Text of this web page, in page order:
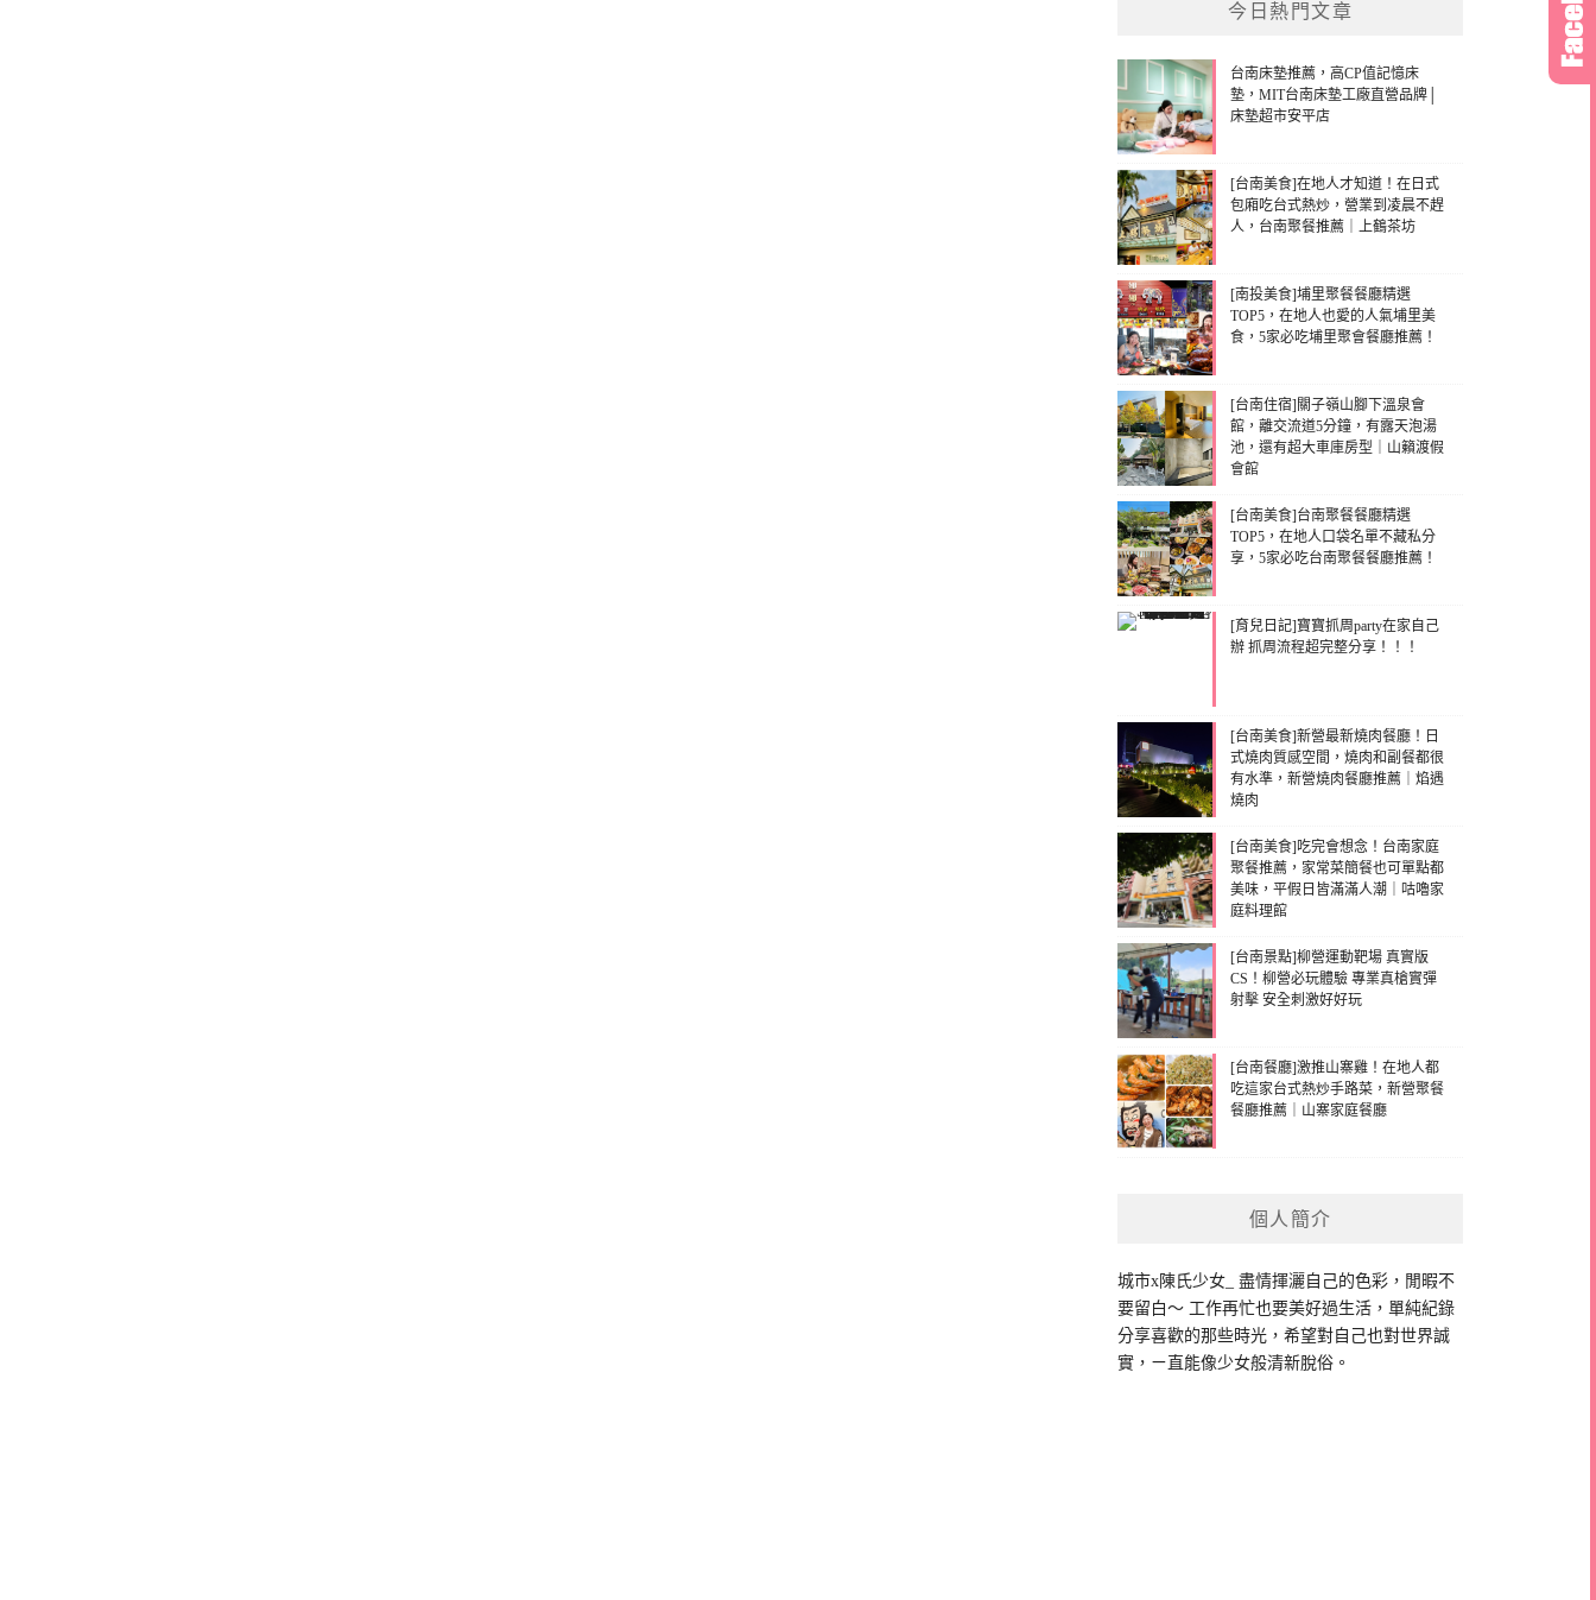
今日熱門文章
台南床墊推薦，高CP值記憶床
墊，MIT台南床墊工廠直營品牌│
床墊超市安平店
[台南美食]在地人才知道！在日式
包廂吃台式熱炒，營業到凌晨不趕
人，台南聚餐推薦｜上鶴茶坊
[南投美食]埔里聚餐餐廳精選
TOP5，在地人也愛的人氣埔里美
食，5家必吃埔里聚會餐廳推薦！
[台南住宿]關子嶺山腳下溫泉會
館，離交流道5分鐘，有露天泡湯
池，還有超大車庫房型｜山籟渡假
會館
[台南美食]台南聚餐餐廳精選
TOP5，在地人口袋名單不藏私分
享，5家必吃台南聚餐餐廳推薦！
[育兒日記]寶寶抓周party在家自己
辦 抓周流程超完整分享！！！
[台南美食]新營最新燒肉餐廳！日
式燒肉質感空間，燒肉和副餐都很
有水準，新營燒肉餐廳推薦｜焰遇
燒肉
[台南美食]吃完會想念！台南家庭
聚餐推薦，家常菜簡餐也可單點都
美味，平假日皆滿滿人潮｜咕嚕家
庭料理館
[台南景點]柳營運動靶場 真實版
CS！柳營必玩體驗 專業真槍實彈
射擊 安全刺激好好玩
[台南餐廳]激推山寨雞！在地人都
吃這家台式熱炒手路菜，新營聚餐
餐廳推薦｜山寨家庭餐廳
個人簡介
城市x陳氏少女_ 盡情揮灑自己的色彩，閒暇不
要留白～ 工作再忙也要美好過生活，單純紀錄
分享喜歡的那些時光，希望對自己也對世界誠
實，ㄧ直能像少女般清新脫俗。